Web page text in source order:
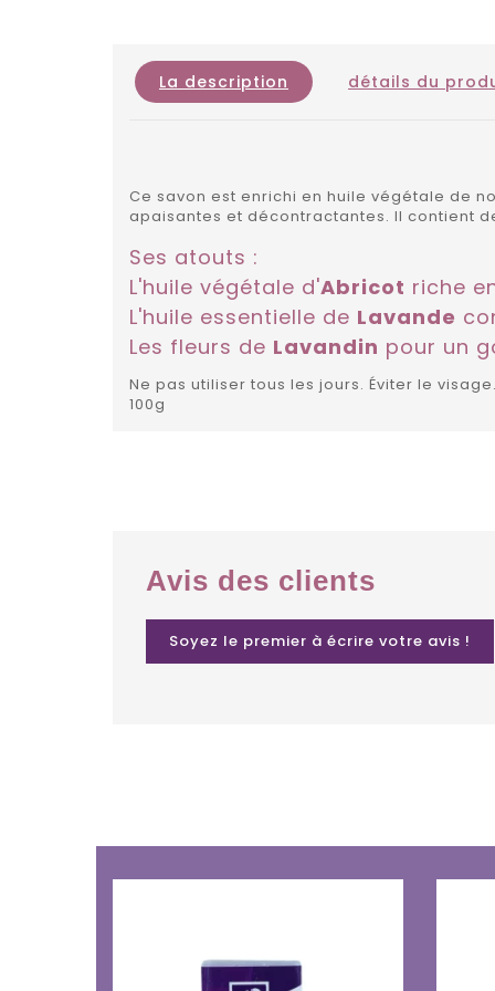
La description détails du
Ce savon est enrichi en huile végétale de
apaisantes et décontractantes. Il contient
Ses atouts :
L'huile végétale d'Abricot riche
L'huile essentielle de Lavande
Les fleurs de Lavandin pour un
Ne pas utiliser tous les jours. Éviter le
100g
Avis des clients
Soyez le premier à écrire votre avis !